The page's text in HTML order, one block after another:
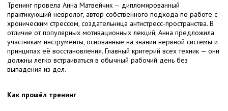
Тренинг провела Анна Матвейчик — дипломированный
практикующий невролог, автор собственного подхода по работе с
хроническим стрессом, создательница антистресс-пространства. В
отличие от популярных мотивационных лекций, Анна предложила
участникам инструменты, основанные на знании нервной системы и
принципах её восстановления. Главный критерий всех техник — они
должны легко встраиваться в обычный рабочий день без
выпадения из дел.
Как прошёл тренинг